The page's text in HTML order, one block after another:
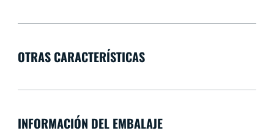
OTRAS CARACTERÍSTICAS
INFORMACIÓN DEL EMBALAJE